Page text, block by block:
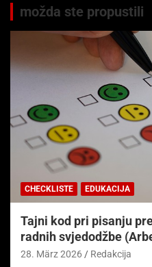
možda ste propustili
CHECKLISTE EDUKACIJA
Tajni kod pri pisanju
radnih svjedodžbe
28. März 2026 Redakcija